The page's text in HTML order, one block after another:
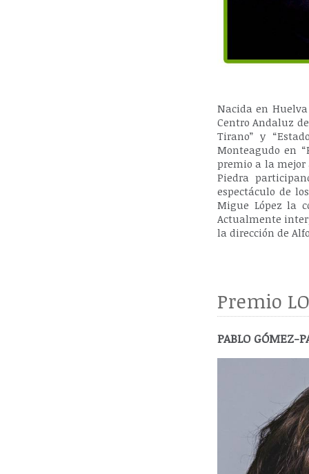
Nacida en
Centro Andaluz
Tirano” y
Monteagudo en
premio a la mejor
Piedra
espectáculo de
Migue López la
Actualmente
la dirección de
Premio
PABLO